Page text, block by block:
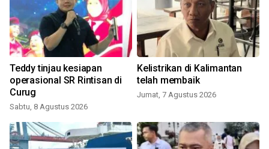
Teddy tinjau kesiapan
operasional SR Rintisan di
Curug
Sabtu, 8 Agustus 2026
Kelistrikan di Kalimantan
telah membaik
Jumat, 7 Agustus 2026